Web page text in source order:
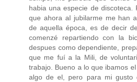
habia una especie de
que ahora al jubilarme me han
de aquella época, es de decir
comenzé repartiendo con la
despues como dependiente,
que me fuí a la Mili, de
trabajo. Bueno a lo que ibamos
algo de el, pero para mi gusto